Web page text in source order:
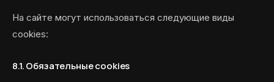
На сайте могут использоваться следующие виды
cookies:
8.1. Обязательные cookies